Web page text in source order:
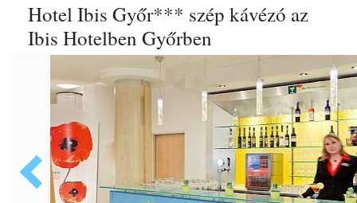
Hotel Ibis Győr*** szép kávézó az
Ibis Hotelben Győrben